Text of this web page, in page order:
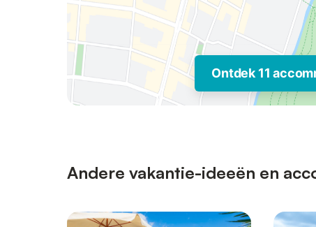
Ontdek 11
Andere vakantie-ideeën en